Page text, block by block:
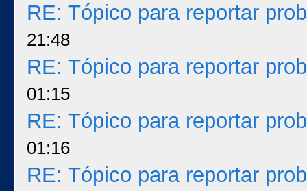
RE: Tópico para reportar
21:48
RE: Tópico para reportar
01:15
RE: Tópico para reportar
01:16
RE: Tópico para reportar